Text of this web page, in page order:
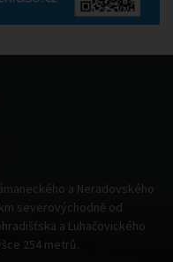
a Neradovského
severovýchodně od
a Luhačovického
254 metrů.